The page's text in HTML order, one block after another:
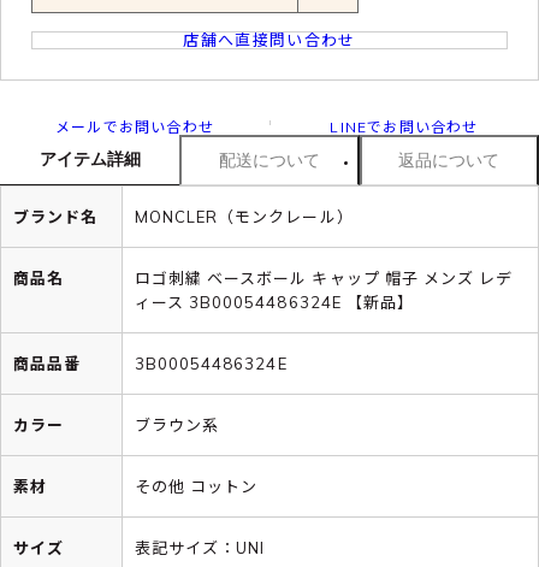
店舗へ直接問い合わせ
メールでお問い合わせ LINEでお問い合わせ
アイテム詳細 配送について 返品について
ブランド名 MONCLER（モンクレール）
商品名
ロゴ刺繍 ベースボール キャップ 帽子 メンズ レデ
ィース 3B00054486324E 【新品】
商品品番 3B00054486324E
カラー ブラウン系
素材 その他 コットン
サイズ 表記サイズ：UNI